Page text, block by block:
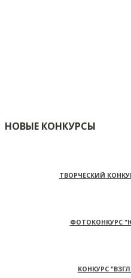
НОВЫЕ КОНКУРСЫ
ТВОРЧЕСКИЙ
ФОТОКОНКУРС
КОНКУРС